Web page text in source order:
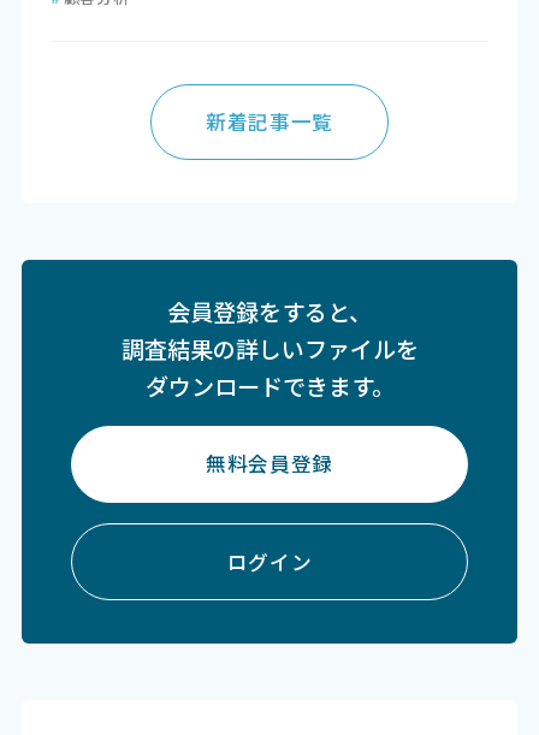
新着記事一覧
会員登録をすると、
調査結果の詳しいファイルを
ダウンロードできます。
無料会員登録
ログイン